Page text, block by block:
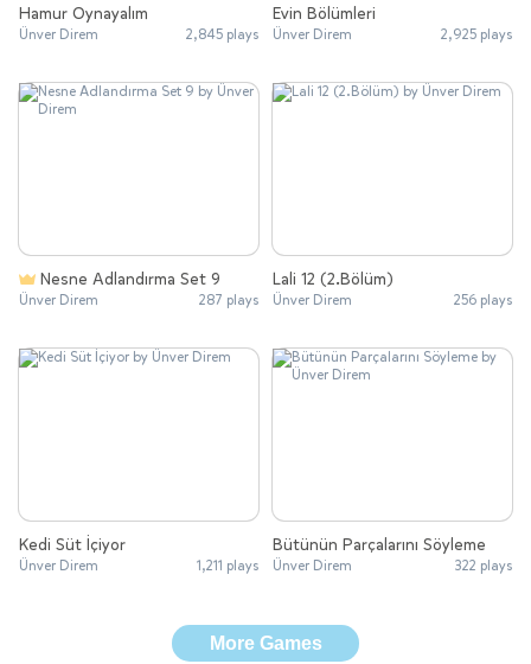
Hamur Oynayalım
Ünver Direm 2,845 plays
Evin Bölümleri
Ünver Direm 2,925 plays
Nesne Adlandırma Set 9
Ünver Direm 287 plays
Lali 12 (2.Bölüm)
Ünver Direm 256 plays
Kedi Süt İçiyor
Ünver Direm 1,211 plays
Bütünün Parçalarını Söyleme
Ünver Direm 322 plays
More Games